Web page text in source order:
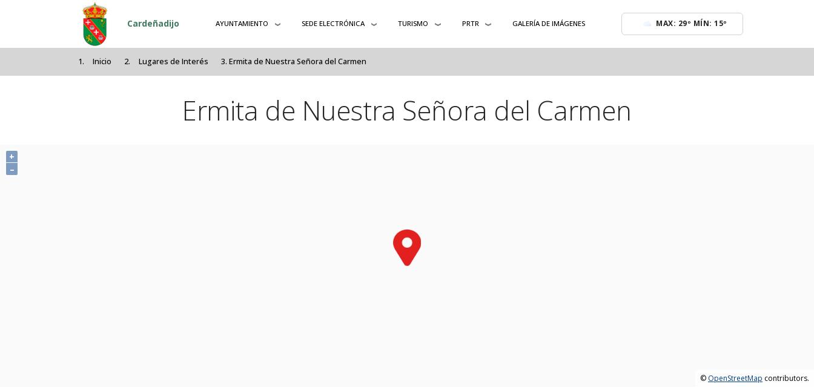
Pasar al contenido principal
Cardeñadijo AYUNTAMIENTO SEDE ELECTRÓNICA TURISMO PRTR GALERÍA DE IMÁGENES MAX: 29º MÍN: 15º
Inicio Lugares de Interés Ermita de Nuestra Señora del Carmen
Ermita de Nuestra Señora del Carmen
+
–
© OpenStreetMap contributors.